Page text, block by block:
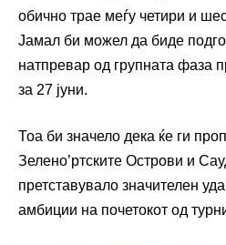
обично трае меѓу четири и
Јамал би можел да биде
натпревар од групната фаза
за 27 јуни.
Тоа би значело дека ќе ги
Зелено’ртските Острови и
претставувало значителен
амбиции на почетокот од